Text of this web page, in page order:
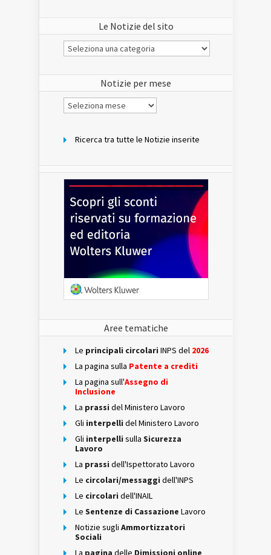
Le Notizie del sito
Le
Notizie
Notizie per mese
Notizie
per
Ricerca tra tutte le Notizie inserite
Aree tematiche
Le principali circolari INPS del 2026
La pagina sulla Patente a crediti
La pagina sull'Assegno di
Inclusione
La prassi del Ministero Lavoro
Gli interpelli del Ministero Lavoro
Gli interpelli sulla Sicurezza
Lavoro
La prassi dell'Ispettorato Lavoro
Le circolari/messaggi dell'INPS
Le circolari dell'INAIL
Le Sentenze di Cassazione Lavoro
Notizie sugli Ammortizzatori
Sociali
La pagina delle Dimissioni online